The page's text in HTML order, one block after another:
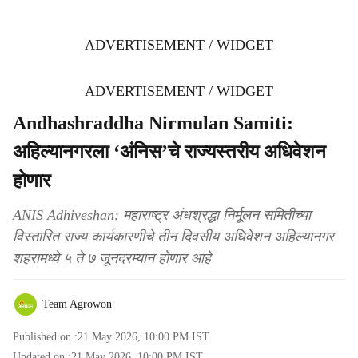
ADVERTISEMENT / WIDGET
ADVERTISEMENT / WIDGET
Andhashraddha Nirmulan Samiti:
अहिल्यानगरला ‘अंनिस’चे राज्यस्तरीय अधिवेशन
होणार
ANIS Adhiveshan: महाराष्ट्र अंधश्रद्धा निर्मूलन समितीच्या
विस्तारित राज्य कार्यकारणीचे तीन दिवसीय अधिवेशन अहिल्यानगर
शहरामध्ये ५ ते ७ जूनदरम्यान होणार आहे
Team Agrowon
Published on :21 May 2026, 10:00 PM IST